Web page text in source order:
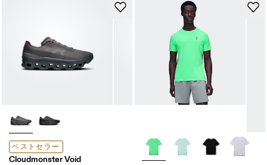
ベストセラー
Cloudmonster Void